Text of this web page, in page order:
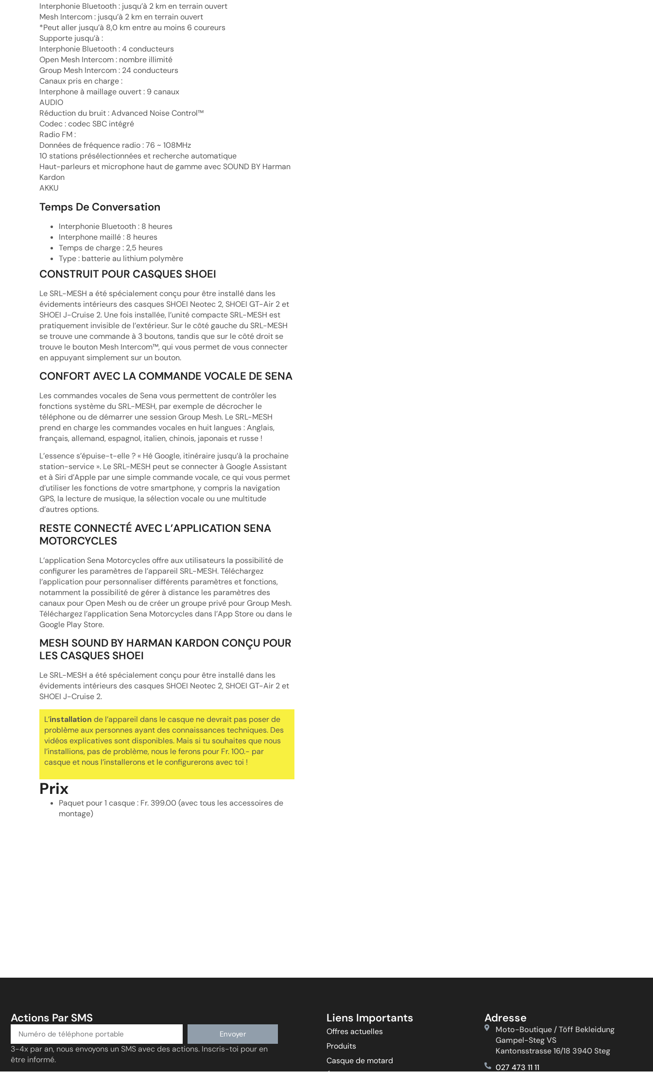
Interphonie Bluetooth : jusqu’à 2 km en terrain ouvert
Mesh Intercom : jusqu’à 2 km en terrain ouvert
*Peut aller jusqu’à 8,0 km entre au moins 6 coureurs
Supporte jusqu’à :
Interphonie Bluetooth : 4 conducteurs
Open Mesh Intercom : nombre illimité
Group Mesh Intercom : 24 conducteurs
Canaux pris en charge :
Interphone à maillage ouvert : 9 canaux
AUDIO
Réduction du bruit : Advanced Noise Control™
Codec : codec SBC intégré
Radio FM :
Données de fréquence radio : 76 ~ 108MHz
10 stations présélectionnées et recherche automatique
Haut-parleurs et microphone haut de gamme avec SOUND BY Harman
Kardon
AKKU
Temps De Conversation
Interphonie Bluetooth : 8 heures
Interphone maillé : 8 heures
Temps de charge : 2,5 heures
Type : batterie au lithium polymère
CONSTRUIT POUR CASQUES SHOEI
Le SRL-MESH a été spécialement conçu pour être installé dans les
évidements intérieurs des casques SHOEI Neotec 2, SHOEI GT-Air 2 et
SHOEI J-Cruise 2. Une fois installée, l’unité compacte SRL-MESH est
pratiquement invisible de l’extérieur. Sur le côté gauche du SRL-MESH
se trouve une commande à 3 boutons, tandis que sur le côté droit se
trouve le bouton Mesh Intercom™, qui vous permet de vous connecter
en appuyant simplement sur un bouton.
CONFORT AVEC LA COMMANDE VOCALE DE SENA
Les commandes vocales de Sena vous permettent de contrôler les
fonctions système du SRL-MESH, par exemple de décrocher le
téléphone ou de démarrer une session Group Mesh. Le SRL-MESH
prend en charge les commandes vocales en huit langues : Anglais,
français, allemand, espagnol, italien, chinois, japonais et russe !
L’essence s’épuise-t-elle ? « Hé Google, itinéraire jusqu’à la prochaine
station-service ». Le SRL-MESH peut se connecter à Google Assistant
et à Siri d’Apple par une simple commande vocale, ce qui vous permet
d’utiliser les fonctions de votre smartphone, y compris la navigation
GPS, la lecture de musique, la sélection vocale ou une multitude
d’autres options.
RESTE CONNECTÉ AVEC L’APPLICATION SENA
MOTORCYCLES
L’application Sena Motorcycles offre aux utilisateurs la possibilité de
configurer les paramètres de l’appareil SRL-MESH. Téléchargez
l’application pour personnaliser différents paramètres et fonctions,
notamment la possibilité de gérer à distance les paramètres des
canaux pour Open Mesh ou de créer un groupe privé pour Group Mesh.
Téléchargez l’application Sena Motorcycles dans l’App Store ou dans le
Google Play Store.
MESH SOUND BY HARMAN KARDON CONÇU POUR
LES CASQUES SHOEI
Le SRL-MESH a été spécialement conçu pour être installé dans les
évidements intérieurs des casques SHOEI Neotec 2, SHOEI GT-Air 2 et
SHOEI J-Cruise 2.
L’installation de l’appareil dans le casque ne devrait pas poser de
problème aux personnes ayant des connaissances techniques. Des
vidéos explicatives sont disponibles. Mais si tu souhaites que nous
l’installions, pas de problème, nous le ferons pour Fr. 100.- par
casque et nous l’installerons et le configurerons avec toi !
Prix
Paquet pour 1 casque : Fr. 399.00 (avec tous les accessoires de
montage)
Actions Par SMS
Envoyer
3-4x par an, nous envoyons un SMS avec des actions. Inscris-toi pour en
être informé.
Liens Importants
Offres actuelles
Produits
Casque de motard
Adresse
Moto-Boutique / Töff Bekleidung
Gampel-Steg VS
Kantonsstrasse 16/18 3940 Steg
027 473 11 11